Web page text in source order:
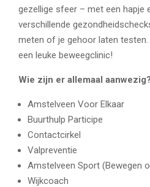
gezellige sfeer – met een hapje
verschillende
meten of je gehoor laten testen.
een leuke beweegclinic!
Wie zijn er allemaal aanwezig?
Amstelveen Voor Elkaar
Buurthulp Participe
Contactcirkel
Valpreventie
Amstelveen Sport (Bewegen
Wijkcoach